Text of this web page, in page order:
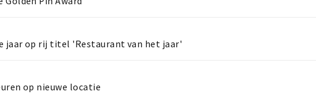
jaar op rij titel 'Restaurant van het jaar'
op nieuwe locatie